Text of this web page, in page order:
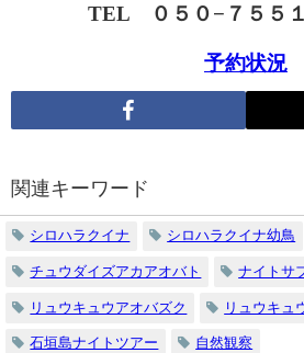
TEL ０５０−７５５
予約状況
関連キーワード
シロハラクイナ シロハラクイナ幼鳥
チュウダイズアカアオバト ナイトサ
リュウキュウアオバズク リュウキュ
石垣島ナイトツアー 自然観察